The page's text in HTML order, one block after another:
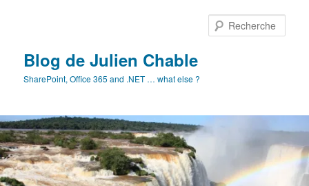
Blog de Julien Chable
SharePoint, Office 365 and .NET … what else ?